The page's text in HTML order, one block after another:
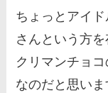
ちょっとアイ
さんという方
クリマンチョ
なのだと思いま